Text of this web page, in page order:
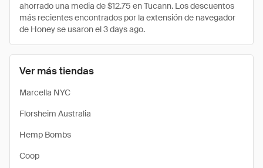
Ver más tiendas
Marcella NYC
Florsheim Australia
Hemp Bombs
Coop
ahorrado una media de $12.75 en Tucann. Los descuentos
más recientes encontrados por la extensión de navegador
de Honey se usaron el 3 days ago.